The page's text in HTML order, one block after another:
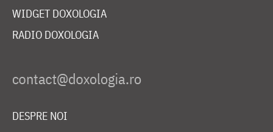
WIDGET DOXOLOGIA
RADIO DOXOLOGIA
DESPRE NOI